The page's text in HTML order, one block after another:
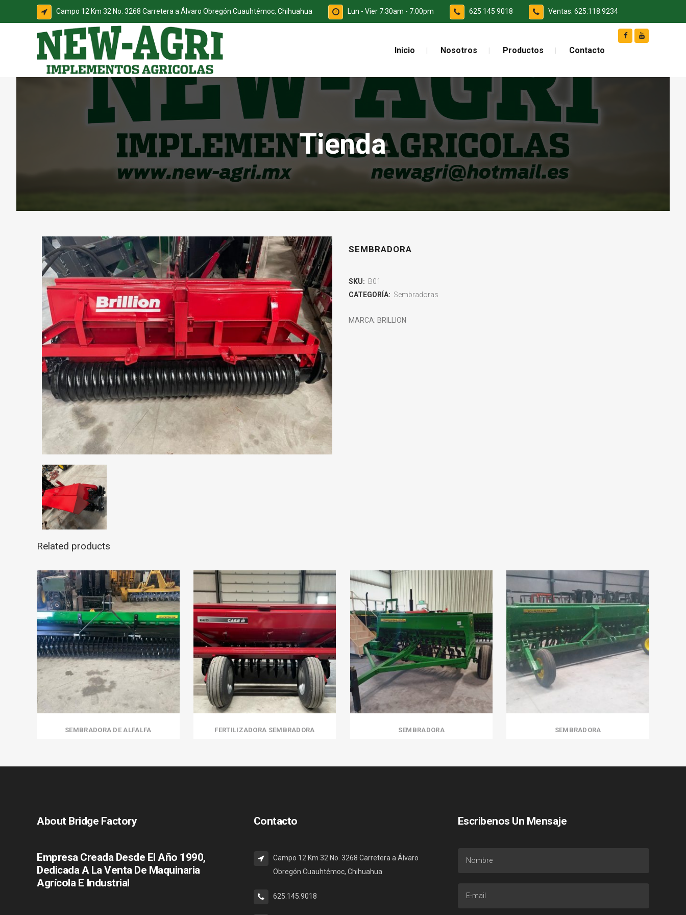
Campo 12 Km 32 No. 3268 Carretera a Álvaro Obregón Cuauhtémoc, Chihuahua Lun - Vier 7:30am - 7:00pm 625 145 9018 Ventas: 625.118.9234
Inicio Nosotros Productos Contacto
Tienda
SEMBRADORA
SKU: B01
CATEGORÍA: Sembradoras
MARCA: BRILLION
Related products
SEMBRADORA DE ALFALFA FERTILIZADORA SEMBRADORA SEMBRADORA SEMBRADORA
About Bridge Factory
Empresa Creada Desde El Año 1990,
Dedicada A La Venta De Maquinaria
Agrícola E Industrial
Contacto
Campo 12 Km 32 No. 3268 Carretera a Álvaro
Obregón Cuauhtémoc, Chihuahua
625.145.9018
Escribenos Un Mensaje